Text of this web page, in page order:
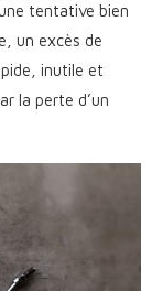
tentative bien
un excès de
inutile et
la perte d’un